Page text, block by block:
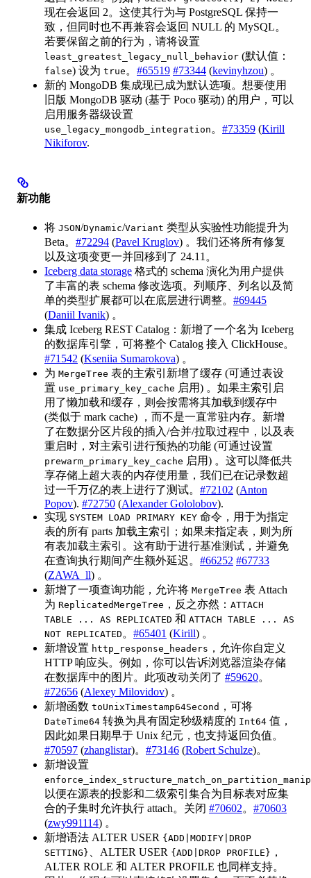
现在会返回 2。这使其行为与 PostgreSQL 保持一
致，但同时也不再兼容会返回 NULL 的 MySQL。
若要保留之前的行为，请将设置
least_greatest_legacy_null_behavior (默认值：
false) 设为 true 。 #65519 #73344 (kevinyhzou) 。
新的 MongoDB 集成现已成为默认选项。想要使用
旧版 MongoDB 驱动 (基于 Poco 驱动) 的用户，可以
启用服务器级设置
use_legacy_mongodb_integration 。 #73359 (Kirill
Nikiforov.
新功能
将 JSON/Dynamic/Variant 类型从实验性功能提升为
Beta。 #72294 (Pavel Kruglov) 。我们还将所有修复
以及这项变更一并回移到了 24.11。
Iceberg data storage 格式的 schema 演化为用户提供
了丰富的表 schema 修改选项。列顺序、列名以及简
单的类型扩展都可以在底层进行调整。 #69445
(Daniil Ivanik) 。
集成 Iceberg REST Catalog：新增了一个名为 Iceberg
的数据库引擎，可将整个 Catalog 接入 ClickHouse。
#71542 (Kseniia Sumarokova) 。
为 MergeTree 表的主索引新增了缓存 (可通过表设
置 use_primary_key_cache 启用) 。如果主索引启
用了懒加载和缓存，则会按需将其加载到缓存中
(类似于 mark cache) ，而不是一直常驻内存。新增
了在数据分区片段的插入/合并/拉取过程中，以及表
重启时，对主索引进行预热的功能 (可通过设置
prewarm_primary_key_cache 启用) 。这可以降低共
享存储上超大表的内存使用量，我们已在记录数超
过一千万亿的表上进行了测试。 #72102 (Anton
Popov). #72750 (Alexander Gololobov).
实现 SYSTEM LOAD PRIMARY KEY 命令，用于为指定
表的所有 parts 加载主索引；如果未指定表，则为所
有表加载主索引。这有助于进行基准测试，并避免
在查询执行期间产生额外延迟。 #66252 #67733
(ZAWA_ll) 。
新增了一项查询功能，允许将 MergeTree 表 Attach
为 ReplicatedMergeTree ，反之亦然： ATTACH
TABLE ... AS REPLICATED 和 ATTACH TABLE ... AS
NOT REPLICATED。 #65401 (Kirill) 。
新增设置 http_response_headers ，允许你自定义
HTTP 响应头。例如，你可以告诉浏览器渲染存储
在数据库中的图片。此项改动关闭了 #59620。
#72656 (Alexey Milovidov) 。
新增函数 toUnixTimestamp64Second ，可将
DateTime64 转换为具有固定秒级精度的 Int64 值，
因此如果日期早于 Unix 纪元，也支持返回负值。
#70597 (zhanglistar)。 #73146 (Robert Schulze)。
新增设置
以便在源表的投影和二级索引集合为目标表对应集
合的子集时允许执行 attach。关闭 #70602。 #70603
(zwy991114) 。
新增语法 ALTER USER {ADD|MODIFY|DROP
SETTING} 、ALTER USER {ADD|DROP PROFILE} ，
ALTER ROLE 和 ALTER PROFILE 也同样支持。